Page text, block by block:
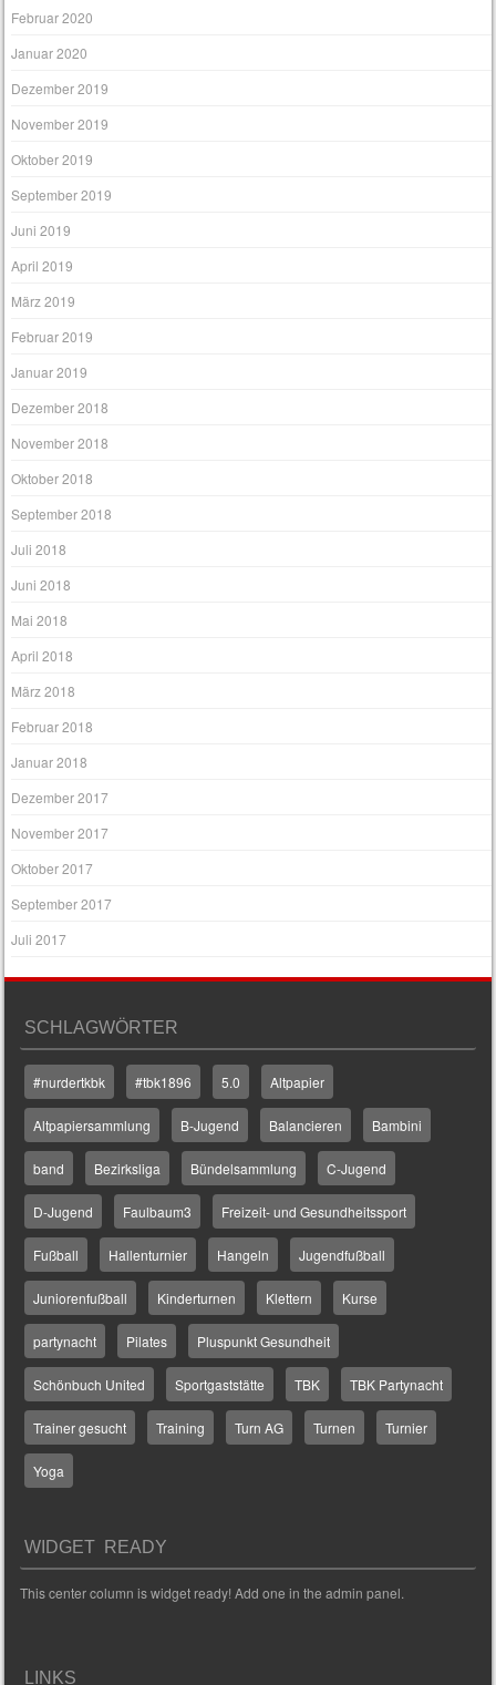
Februar 2020
Januar 2020
Dezember 2019
November 2019
Oktober 2019
September 2019
Juni 2019
April 2019
März 2019
Februar 2019
Januar 2019
Dezember 2018
November 2018
Oktober 2018
September 2018
Juli 2018
Juni 2018
Mai 2018
April 2018
März 2018
Februar 2018
Januar 2018
Dezember 2017
November 2017
Oktober 2017
September 2017
Juli 2017
SCHLAGWÖRTER
#nurdertkbk #tbk1896 5.0 Altpapier
Altpapiersammlung B-Jugend Balancieren Bambini
band Bezirksliga Bündelsammlung C-Jugend
D-Jugend Faulbaum3 Freizeit- und Gesundheitssport
Fußball Hallenturnier Hangeln Jugendfußball
Juniorenfußball Kinderturnen Klettern Kurse
partynacht Pilates Pluspunkt Gesundheit
Schönbuch United Sportgaststätte TBK TBK Partynacht
Trainer gesucht Training Turn AG Turnen Turnier
Yoga
WIDGET READY
This center column is widget ready! Add one in the admin panel.
LINKS